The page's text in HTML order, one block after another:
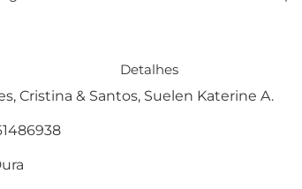
Detalhes
Cristina & Santos, Suelen Katerine A.